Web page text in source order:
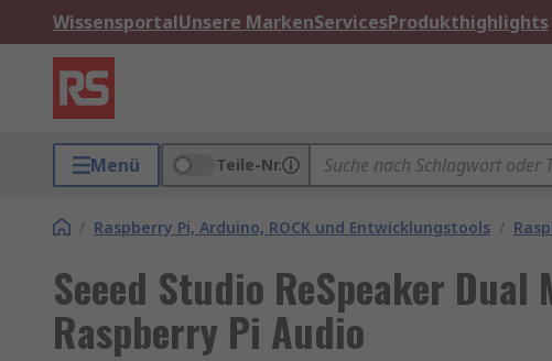
WissensportalUnsere MarkenServicesProdukthighlights
Menü Teile-Nr.
/ Raspberry Pi, Arduino, ROCK und Entwicklungstools /
Seeed Studio ReSpeaker Dual
Raspberry Pi Audio